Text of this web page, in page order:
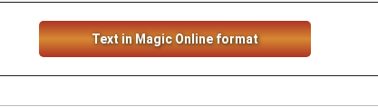
Text in Magic Online format